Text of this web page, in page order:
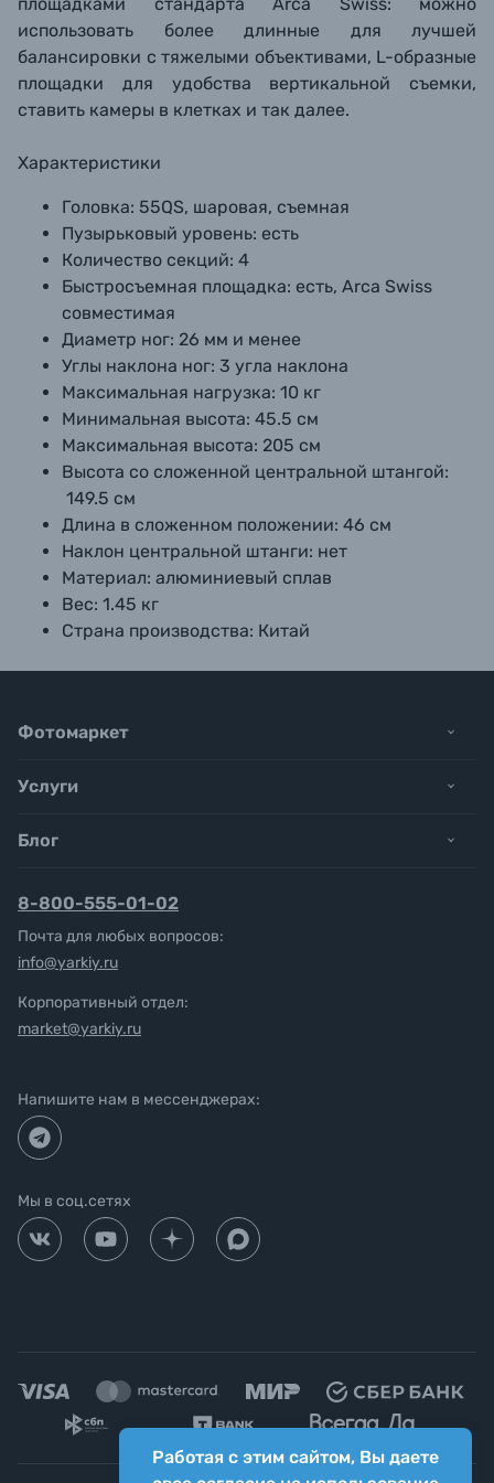
использовать более длинные для лучшей
балансировки с тяжелыми объективами, L-образные
площадки для удобства вертикальной съемки,
ставить камеры в клетках и так далее.
Характеристики
Головка: 55QS, шаровая, съемная
Пузырьковый уровень: есть
Количество секций: 4
Быстросъемная площадка: есть, Arca Swiss
совместимая
Диаметр ног: 26 мм и менее
Углы наклона ног: 3 угла наклона
Максимальная нагрузка: 10 кг
Минимальная высота: 45.5 см
Максимальная высота: 205 см
Высота со сложенной центральной штангой:
149.5 см
Длина в сложенном положении: 46 см
Наклон центральной штанги: нет
Материал: алюминиевый сплав
Вес: 1.45 кг
Страна производства: Китай
Работая с этим сайтом, Вы даете
Фотомаркет
Услуги
Блог
8-800-555-01-02
Почта для любых вопросов:
info@yarkiy.ru
Корпоративный отдел:
market@yarkiy.ru
Напишите нам в мессенджерах:
Мы в соц.сетях